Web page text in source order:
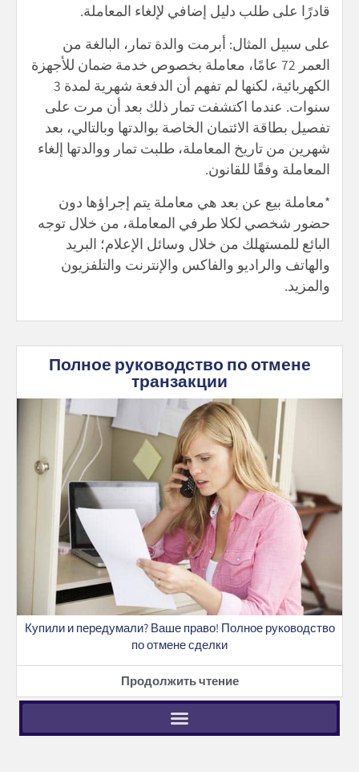
Полное руководство по отмене
транзакции
Купили и передумали? Ваше право! Полное руководство
по отмене сделки
Продолжить чтение
قادرًا على طلب دليل إضافي لإلغاء المعاملة.
على سبيل المثال: أبرمت والدة تمار، البالغة من
العمر 72 عامًا، معاملة بخصوص خدمة ضمان للأجهزة
الكهربائية، لكنها لم تفهم أن الدفعة شهرية لمدة 3
سنوات. عندما اكتشفت تمار ذلك بعد أن مرت على
تفصيل بطاقة الائتمان الخاصة بوالدتها وبالتالي، بعد
شهرين من تاريخ المعاملة، طلبت تمار ووالدتها إلغاء
المعاملة وفقًا للقانون.
*معاملة بيع عن بعد هي معاملة يتم إجراؤها دون
حضور شخصي لكلا طرفي المعاملة، من خلال توجه
البائع للمستهلك من خلال وسائل الإعلام؛ البريد
والهاتف والراديو والفاكس والإنترنت والتلفزيون
والمزيد.